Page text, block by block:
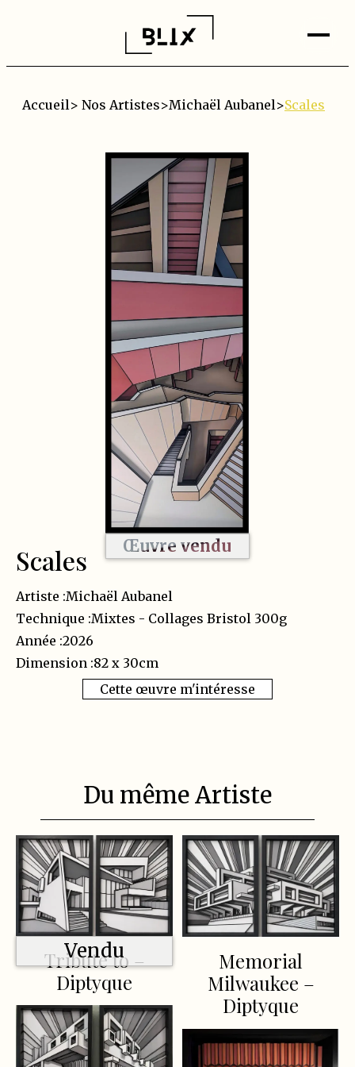
Accueil> Nos Artistes>Michaël Aubanel>Scales
Œuvre vendu
Scales
Artiste :Michaël Aubanel
Technique :Mixtes - Collages Bristol 300g
Année :2026
Dimension :82 x 30cm
Cette œuvre m'intéresse
Du même Artiste
Vendu
Tribute to –
Diptyque
Memorial
Milwaukee –
Diptyque